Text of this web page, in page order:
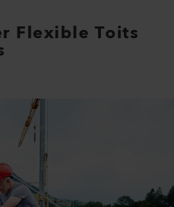
Flexible Toits